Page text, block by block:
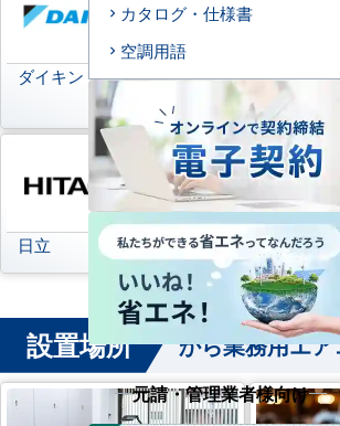
ダイキン
日本キヤリア
(旧:東芝キヤリア)
日立 三菱重工
設置場所 から業務用エ
カタログ・仕様書
空調用語
元請・管理業者様向け